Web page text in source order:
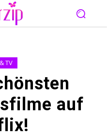
TV
auf